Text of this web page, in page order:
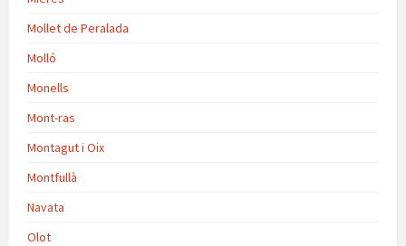
Mollet de Peralada
Molló
Monells
Mont-ras
Montagut i Oix
Montfullà
Navata
Olot